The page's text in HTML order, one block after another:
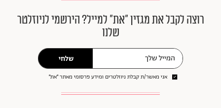
רוצה לקבל את מגזין ״את״ למייל? הירשמי לניוזלטר
שלנו
שלחי
אני מאשר/ת קבלת ניוזלטרים ומידע פרסומי מאתר ״את״